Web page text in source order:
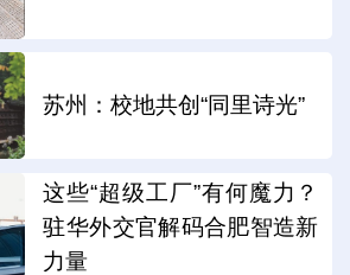
苏州：校地共创“同里诗光”
这些“超级工厂”有何魔力？
驻华外交官解码合肥智造新
力量